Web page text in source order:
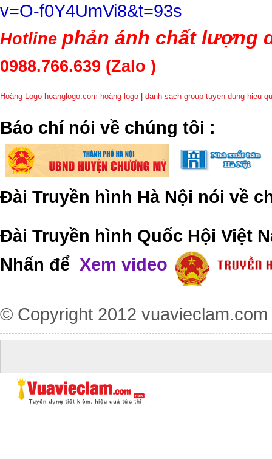
v=O-f0Y4UmVi8&t=93s
Hotline phản ánh chất lượng
0988.766.639 (Zalo )
Hoàng Logo hoanglogo.com hoàng logo danh sach group tuyen dung hieu
​Báo chí nói về chúng tôi :
Đài Truyền hình Hà Nội nói về
Đài Truyền hình Quốc Hội Việt
Nhấn để Xem video
© Copyright 2012 vuavieclam.com